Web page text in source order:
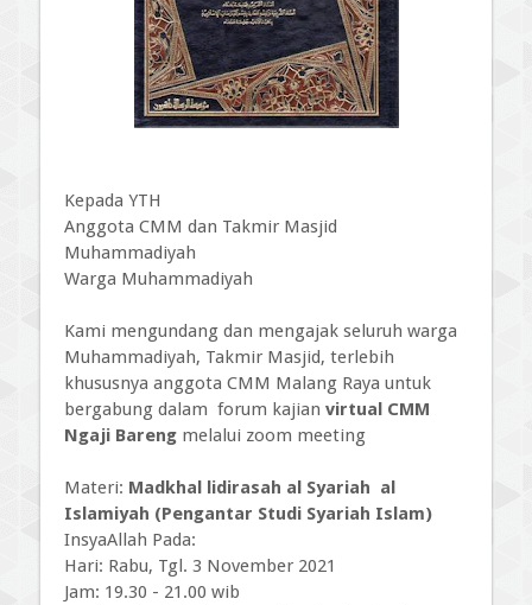
Kepada YTH
Anggota CMM dan Takmir Masjid
Muhammadiyah
Warga Muhammadiyah
Kami mengundang dan mengajak seluruh warga
Muhammadiyah, Takmir Masjid, terlebih
khususnya anggota CMM Malang Raya untuk
bergabung dalam forum kajian virtual CMM
Ngaji Bareng melalui zoom meeting
Materi: Madkhal lidirasah al Syariah al
Islamiyah (Pengantar Studi Syariah Islam)
InsyaAllah Pada:
Hari: Rabu, Tgl. 3 November 2021
Jam: 19.30 - 21.00 wib